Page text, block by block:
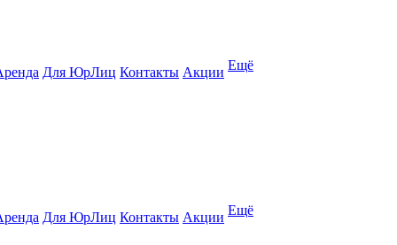
Для ЮрЛиц Контакты Акции Ещё
Для ЮрЛиц Контакты Акции Ещё